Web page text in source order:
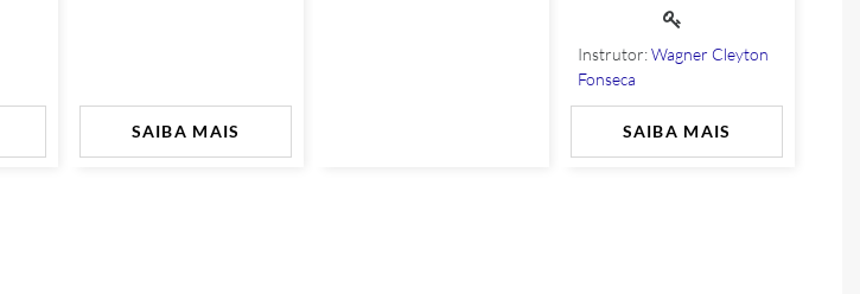
SAIBA MAIS
Instrutor:Wagner Cleyton
Fonseca
SAIBA MAIS